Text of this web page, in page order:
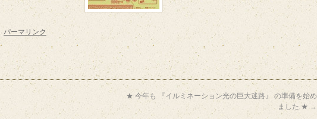
パーマリンク
★ 今年も 『イルミネーション光の巨大迷路』 の準備を始め
ました ★ →